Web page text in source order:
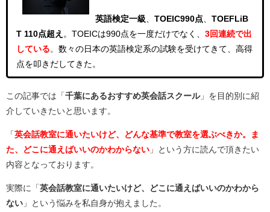
英語検定一級 、TOEIC990点 、TOEFLiB
T 110点超え 。 TOEICは990点を一度だけでなく、 3回連続で出
している 。 数々の日本の英語検定系の試験を受けてきて、高得
点を叩きだしてきた。
この記事では「 千葉にあるおすすめ英会話スクール」を目的別に紹
介していきたいと思います。
「 英会話教室に通いたいけど、どんな基準で教室を選ぶべきか。ま
た、どこに通えばいいのかわからない 」という方に読んで頂きたい
内容となっております。
実際に「 英会話教室に通いたいけど、どこに通えばいいのかわから
ない 」という悩みを私自身が抱えました。